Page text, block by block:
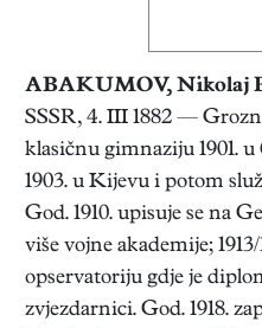
ABAKUMOV, Nikolaj
SSSR, 4. III 1882 —
klasičnu gimnaziju 1901.
1903. u Kijevu i potom
God. 1910. upisuje se na
više vojne akademije;
opservatoriju gdje je
zvjezdarnici. God. 1918.